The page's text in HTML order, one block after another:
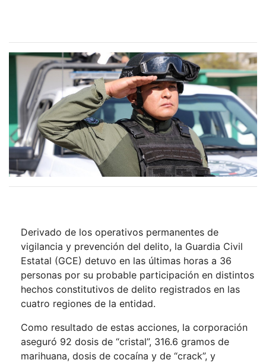
Derivado de los operativos permanentes de
vigilancia y prevención del delito, la Guardia Civil
Estatal (GCE) detuvo en las últimas horas a 36
personas por su probable participación en distintos
hechos constitutivos de delito registrados en las
cuatro regiones de la entidad.
Como resultado de estas acciones, la corporación
aseguró 92 dosis de “cristal”, 316.6 gramos de
marihuana, dosis de cocaína y de “crack”, y